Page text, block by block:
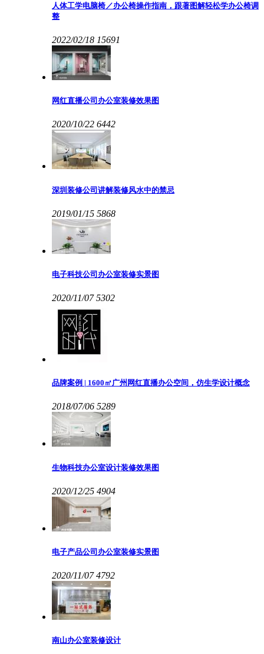
人体工学电脑椅／办公椅操作指南，跟著图解轻松学办公椅调
整
2022/02/18 15691
网红直播公司办公室装修效果图
2020/10/22 6442
深圳装修公司讲解装修风水中的禁忌
2019/01/15 5868
电子科技公司办公室装修实景图
2020/11/07 5302
品牌案例 | 1600㎡广州网红直播办公空间，仿生学设计概念
2018/07/06 5289
生物科技办公室设计装修效果图
2020/12/25 4904
电子产品公司办公室装修实景图
2020/11/07 4792
南山办公室装修设计